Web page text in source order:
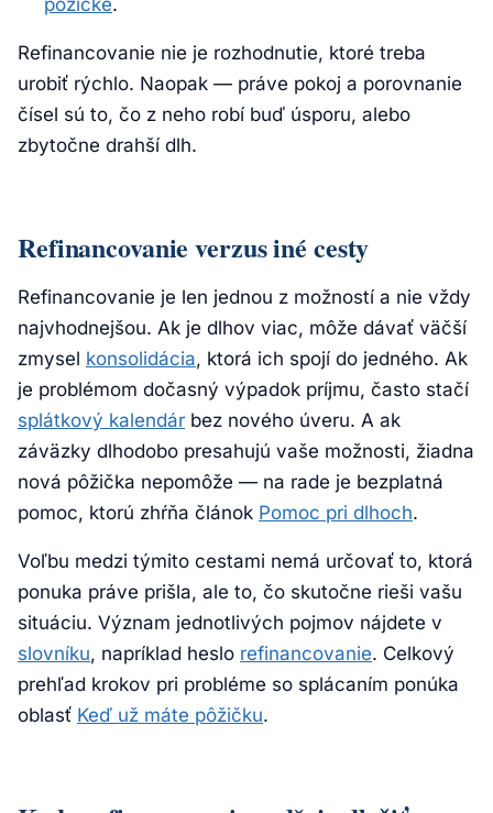
pôžičke.
Refinancovanie nie je rozhodnutie, ktoré treba
urobiť rýchlo. Naopak — práve pokoj a porovnanie
čísel sú to, čo z neho robí buď úsporu, alebo
zbytočne drahší dlh.
Refinancovanie verzus iné cesty
Refinancovanie je len jednou z možností a nie vždy
najvhodnejšou. Ak je dlhov viac, môže dávať väčší
zmysel konsolidácia, ktorá ich spojí do jedného. Ak
je problémom dočasný výpadok príjmu, často stačí
splátkový kalendár bez nového úveru. A ak
záväzky dlhodobo presahujú vaše možnosti, žiadna
nová pôžička nepomôže — na rade je bezplatná
pomoc, ktorú zhŕňa článok Pomoc pri dlhoch.
Voľbu medzi týmito cestami nemá určovať to, ktorá
ponuka práve prišla, ale to, čo skutočne rieši vašu
situáciu. Význam jednotlivých pojmov nájdete v
slovníku, napríklad heslo refinancovanie. Celkový
prehľad krokov pri probléme so splácaním ponúka
oblasť Keď už máte pôžičku.